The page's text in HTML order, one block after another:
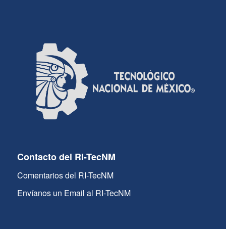
Contacto del RI-TecNM
Comentarios del RI-TecNM
Envíanos un Email al RI-TecNM